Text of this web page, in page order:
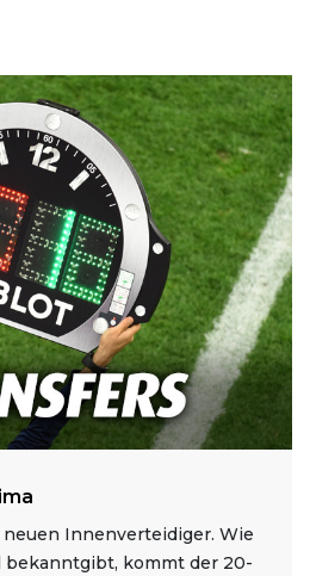
Innenverteidiger. Wie
bekanntgibt, kommt der 20-